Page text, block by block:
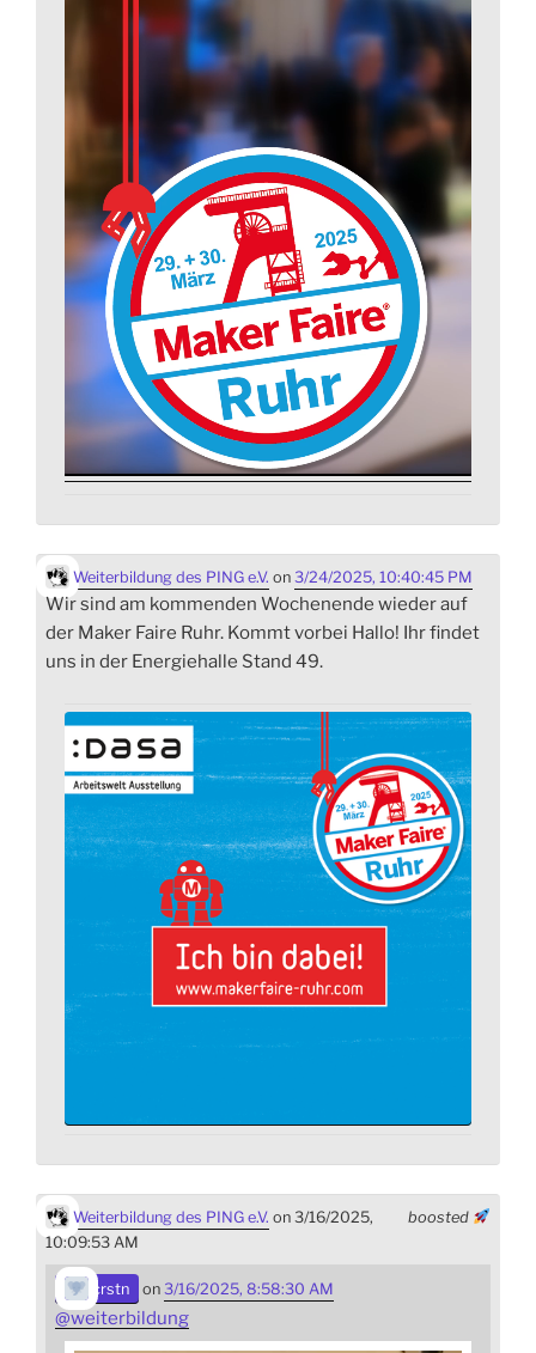
Weiterbildung des PING e.V. on 3/24/2025, 10:40:45 PM
Wir sind am kommenden Wochenende wieder auf
der Maker Faire Ruhr. Kommt vorbei Hallo! Ihr findet
uns in der Energiehalle Stand 49.
boosted
Weiterbildung des PING e.V. on 3/16/2025,
10:09:53 AM
crstn on 3/16/2025, 8:58:30 AM
@weiterbildung